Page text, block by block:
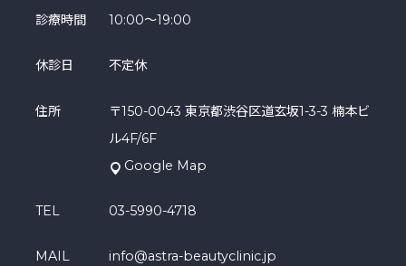
診療時間 10:00～19:00
休診日 不定休
住所
〒150-0043 東京都渋谷区道玄坂1-3-3 楠本ビ
ル4F/6F
Google Map
TEL 03-5990-4718
MAIL info@astra-beautyclinic.jp